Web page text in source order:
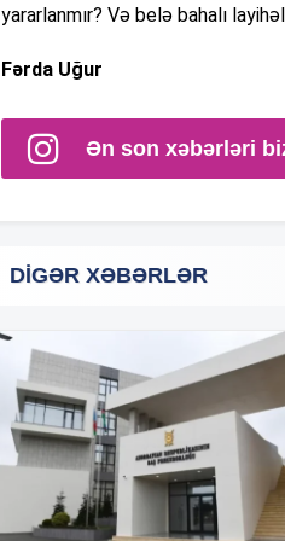
yararlanmır? Və belə bahalı
Fərda Uğur
Ən son xəbərləri
DIGƏR XƏBƏRLƏR